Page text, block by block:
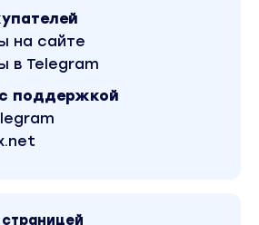
расширять словарный
расширять идейный запас, —
именно мыслить на
вам больше не придется
читать с бумажек при
на сайте
в Telegram
с поддержкой